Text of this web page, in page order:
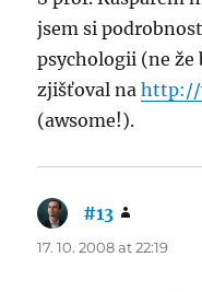
jsem si
psychologii (ne že
zjišťoval nahttp://
(awsome!).
#13
17. 10. 2008 at 22:19